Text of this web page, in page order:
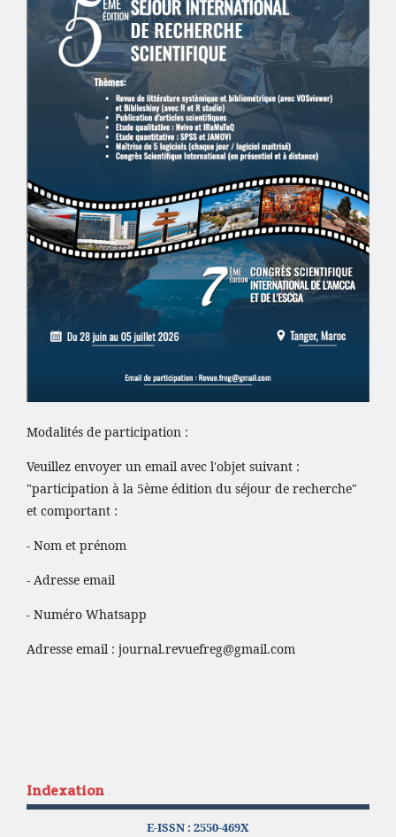
Modalités de participation :
Veuillez envoyer un email avec l'objet suivant :
"participation à la 5ème édition du séjour de recherche"
et comportant :
- Nom et prénom
- Adresse email
- Numéro Whatsapp
Adresse email : journal.revuefreg@gmail.com
Indexation
E-ISSN : 2550-469X